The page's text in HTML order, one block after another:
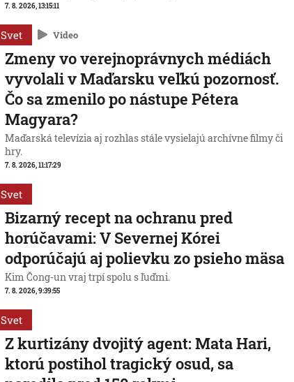
7. 8. 2026, 13:15:11
Svet Video
Zmeny vo verejnoprávnych médiách
vyvolali v Maďarsku veľkú pozornosť.
Čo sa zmenilo po nástupe Pétera
Magyara?
Maďarská televízia aj rozhlas stále vysielajú archívne filmy či
hry.
7. 8. 2026, 11:17:29
Svet
Bizarný recept na ochranu pred
horúčavami: V Severnej Kórei
odporúčajú aj polievku zo psieho mäsa
Kim Čong-un vraj trpí spolu s ľuďmi.
7. 8. 2026, 9:39:55
Svet
Z kurtizány dvojitý agent: Mata Hari,
ktorú postihol tragický osud, sa